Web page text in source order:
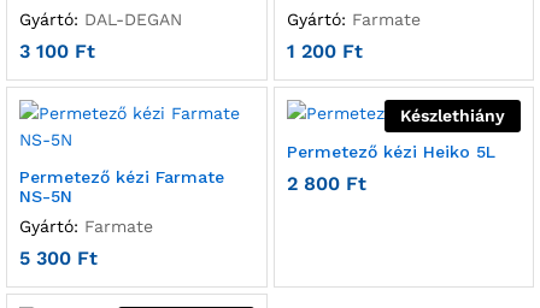
Gyártó: DAL-DEGAN
3 100 Ft
Gyártó: Farmate
1 200 Ft
Permetező kézi Farmate
NS-5N
Gyártó: Farmate
5 300 Ft
Készlethiány
Permetező kézi Heiko 5L
2 800 Ft